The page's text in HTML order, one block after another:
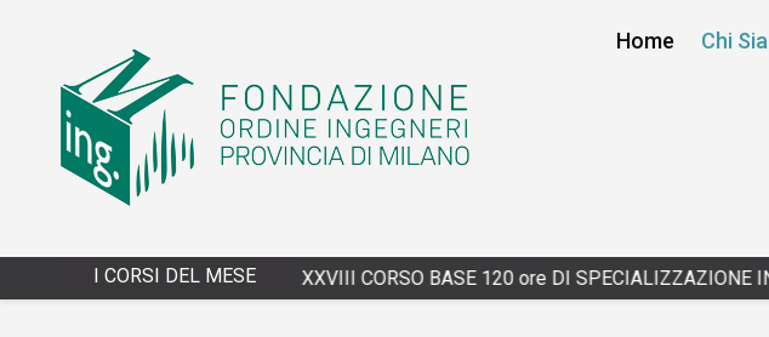
Home Chi
I CORSI DEL MESE
4/13/2027 - XXVIII CORSO BASE 120 ore DI SPECIALIZZAZIONE IN